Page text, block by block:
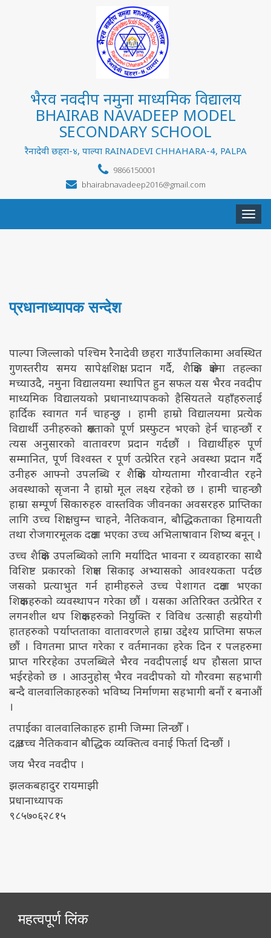
भैरव नवदीप नमुना माध्यमिक विद्यालय
BHAIRAB NAVADEEP MODEL
SECONDARY SCHOOL
रैनादेवी छहरा-४, पाल्पा RAINADEVI CHHAHARA-4, PALPA
9866150001
bhairabnavadeep2016@gmail.com
प्रधानाध्यापक सन्देश
पाल्पा जिल्लाको पश्चिम रैनादेवी छहरा गाउँपालिकामा अवस्थित
गुणस्तरीय समय सापेक्ष शिक्षा प्रदान गर्दै, शैक्षिक क्षेत्रमा तहल्का
मच्याउदै, नमुना विद्यालयमा स्थापित हुन सफल यस भैरव नवदीप
माध्यमिक विद्यालयको प्रधानाध्यापकको हैसियतले यहाँहरुलाई
हार्दिक स्वागत गर्न चाहन्छु । हामी हाम्रो विद्यालयमा प्रत्येक
विद्यार्थी उनीहरुको क्षमताको पूर्ण प्रस्फुटन भएको हेर्न चाहन्छौं र
त्यस अनुसारको वातावरण प्रदान गर्दछौं । विद्यार्थीहरु पूर्ण
सम्मानित, पूर्ण विश्वस्त र पूर्ण उत्प्रेरित रहने अवस्था प्रदान गर्दै
उनीहरु आफ्नो उपलब्धि र शैक्षिक योग्यतामा गौरवान्वीत रहने
अवस्थाको सृजना नै हाम्रो मूल लक्ष्य रहेको छ । हामी चाहन्छौ
हाम्रा सम्पूर्ण सिकारुहरु वास्तविक जीवनका अवसरहरु प्राप्तिका
लागि उच्च शिक्षा चुम्न चाहने, नैतिकवान, बौद्धिकताका हिमायती
तथा रोजगारमूलक दक्षता भएका उच्च अभिलाषावान शिष्य बनून् ।
उच्च शैक्षिक उपलब्धिको लागि मर्यादित भावना र व्यवहारका साथै
विशिष्ट प्रकारको शिक्षण सिकाइ अभ्यासको आवश्यकता पर्दछ
जसको प्रत्याभुत गर्न हामीहरुले उच्च पेशागत दक्षता भएका
शिक्षकहरुको व्यवस्थापन गरेका छौं । यसका अतिरिक्त उत्प्रेरित र
लगनशील थप शिक्षकहरुको नियुक्ति र विविध उत्साही सहयोगी
हातहरुको पर्याप्तताका वातावरणले हाम्रा उद्देश्य प्राप्तिमा सफल
छौं । विगतमा प्राप्त गरेका र वर्तमानका हरेक दिन र पलहरुमा
प्राप्त गरिरहेका उपलब्धिले भैरव नवदीपलाई थप हौसला प्राप्त
भईरहेको छ । आउनुहोस् भैरव नवदीपको यो गौरवमा सहभागी
बन्दै वालवालिकाहरुको भविष्य निर्माणमा सहभागी बनौं र बनाऔं
।
तपाईका वालवालिकाहरु हामी जिम्मा लिन्छाैँ ।
दक्ष,उच्च नैतिकवान बौद्धिक व्यक्तित्व वनाई फिर्ता दिन्छौं ।
जय भैरव नवदीप ।
झलकबहादुर रायमाझी
प्रधानाध्यापक
९८५७०६२८१५
महत्वपूर्ण लिंक